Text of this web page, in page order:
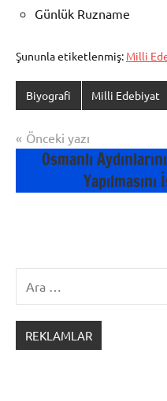
Günlük Ruzname
Şununla etiketlenmiş: Milli
Biyografi Milli Edebiyat
Yazı
gezinmesi
Önceki yazı
Osmanlı
REKLAMLAR